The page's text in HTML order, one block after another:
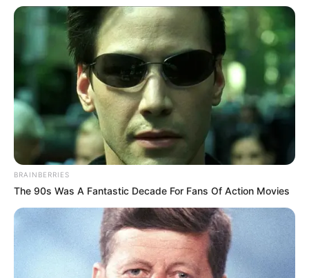
BRAINBERRIES
The 90s Was A Fantastic Decade For Fans Of Action Movies